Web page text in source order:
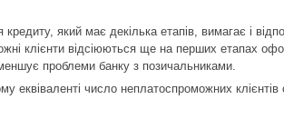
який має декілька етапів, вимагає і
клієнти відсіюються ще на перших етапах
проблеми банку з позичальниками.
еквіваленті число неплатоспроможних клієнтів